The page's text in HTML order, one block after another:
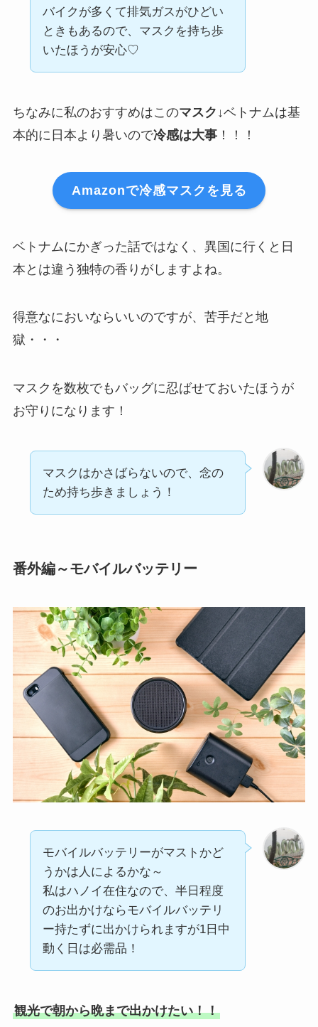
バイクが多くて排気ガスがひどい
ときもあるので、マスクを持ち歩
いたほうが安心♡
ちなみに私のおすすめはこのマスク ↓ベトナムは基
本的に日本より暑いので冷感は大事！！！
Amazonで冷感マスクを見る
ベトナムにかぎった話ではなく、異国に行くと日
本とは違う独特の香りがしますよね。
得意なにおいならいいのですが、苦手だと地
獄・・・
マスクを数枚でもバッグに忍ばせておいたほうが
お守りになります！
マスクはかさばらないので、念の
ため持ち歩きましょう！
番外編～モバイルバッテリー
モバイルバッテリーがマストかど
うかは人によるかな～
私はハノイ在住なので、半日程度
のお出かけならモバイルバッテリ
ー持たずに出かけられますが1日中
動く日は必需品！
観光で朝から晩まで出かけたい！！